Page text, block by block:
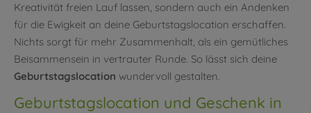
Kreativität freien Lauf lassen, sondern auch ein Andenken
für die Ewigkeit an deine Geburtstagslocation erschaffen.
Nichts sorgt für mehr Zusammenhalt, als ein gemütliches
Beisammensein in vertrauter Runde. So lässt sich deine
Geburtstagslocation wundervoll gestalten.
Geburtstagslocation und Geschenk in